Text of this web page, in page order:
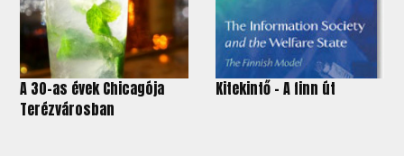
A 30-as évek Chicagója
Terézvárosban
Kitekintő - A finn út